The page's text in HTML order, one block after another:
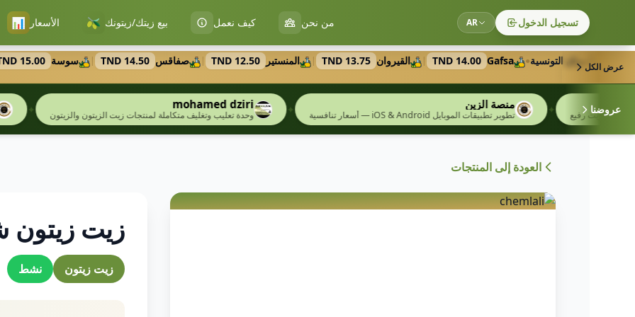
📊 الأسعار 🫒 بيع زيتك/زيتونك كيف نعمل من نحن AR تسجيل الدخول
من الأسواق التونسية●
Gafsa
14.00 TND
| القيروان 13.75 TND
| المنستير 12.50 TND
| صفاقس 14.50 TND
| سوسة 15.00 TND عرض الكل
رفيع ✦ منصة الزين
تطوير تطبيقات الموبايل iOS & Android — أسعار تنافسية
mohamed dziri
وحدة تعليب وتغليف متكاملة لمنتجات زيت الزيتون والزيتون ✦ منصة
حملات عروضنا
العودة إلى المنتجات
زيت زيتون
زيت زيتون نشط